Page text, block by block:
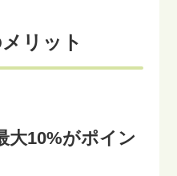
リット
大10%がポイン